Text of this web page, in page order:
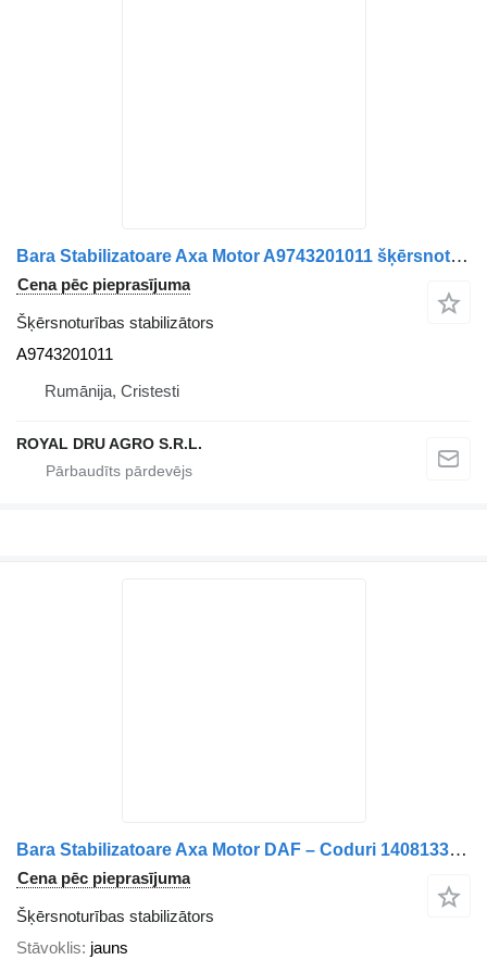
Bara Stabilizatoare Axa Motor A9743201011 šķērsnoturības stabilizātors paredzēts Mercedes-Benz 9743201011 kravas automašīnas
Cena pēc pieprasījuma
Šķērsnoturības stabilizātors
A9743201011
Rumānija, Cristesti
ROYAL DRU AGRO S.R.L.
Bara Stabilizatoare Axa Motor DAF – Coduri 1408133, 1700744 šķērsnoturības stabilizātors paredzēts kravas automašīnas
Cena pēc pieprasījuma
Šķērsnoturības stabilizātors
Stāvoklis jauns